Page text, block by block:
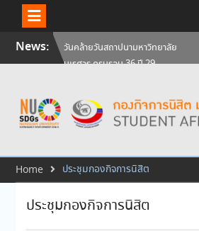
SkipNews:
สัมภาษณ์นิสิตเพื่อพิจารณาเข้ารับ
ทุนการศึกษามหาวิทยาลัยนเรศวร
ศิษย์เก่าแพทย์ถ่ายทอดความรู้ให้
แก่นิสิตปัจจุบัน
วันคล้ายวันสถาปนามหาวิทยาลัย
กรกฎาคม 2569
Home ประชุมกองกิจการนิสิต
ประชุมกองกิจการนิสิต